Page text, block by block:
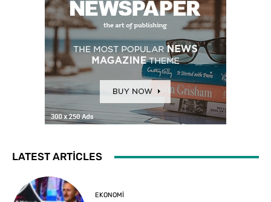
LATEST ARTICLES
EKONOMI